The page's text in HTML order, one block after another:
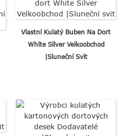
Vlastní Kulatý Buben Na Dort
White Silver Velkoobchod
|Sluneční Svit